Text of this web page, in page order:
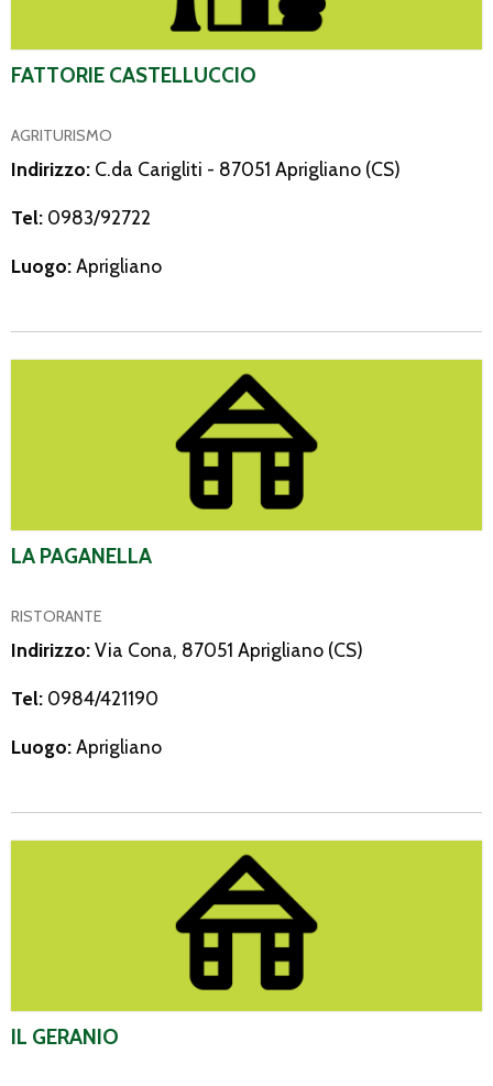
FATTORIE CASTELLUCCIO
AGRITURISMO
Indirizzo: C.da Carigliti - 87051 Aprigliano (CS)
Tel: 0983/92722
Luogo:Aprigliano
LA PAGANELLA
RISTORANTE
Indirizzo:Via Cona, 87051 Aprigliano (CS)
Tel: 0984/421190
Luogo:Aprigliano
IL GERANIO